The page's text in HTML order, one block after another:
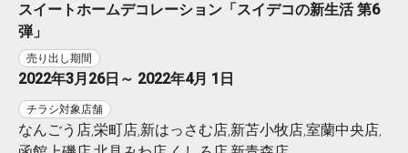
スイートホームデコレーション「スイデコの新生活 第6
弾」
売り出し期間
2022年3月26日～ 2022年4月 1日
チラシ対象店舗
なんごう店,栄町店,新はっさむ店,新苫小牧店,室蘭中央店,